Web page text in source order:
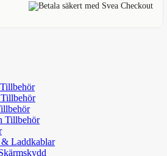
Tillbehör
Laddkablar